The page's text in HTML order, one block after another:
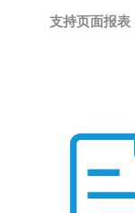
支持页面报表